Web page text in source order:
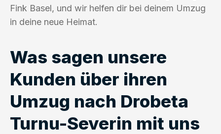
Fink Basel, und wir helfen dir bei deinem Umzug
in deine neue Heimat.
Was sagen unsere
Kunden über ihren
Umzug nach Drobeta
Turnu-Severin mit uns